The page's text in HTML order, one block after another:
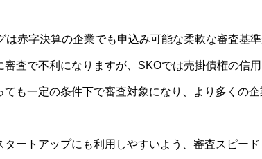
は赤字決算の企業でも申込み可能な柔軟な審査基
査で不利になりますが、SKOでは売掛債権の信
ても一定の条件下で審査対象になり、より多くの
タートアップにも利用しやすいよう、審査スピード